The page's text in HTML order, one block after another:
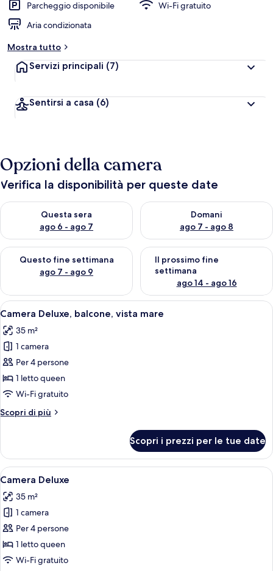
Parcheggio disponibile
Wi-Fi gratuito
Aria condizionata
Mostra tutto
Servizi principali (7)
Sentirsi a casa (6)
Opzioni della camera
Verifica la disponibilità per queste date
Questa sera
ago 6 - ago 7
Verifica la disponibilità per questa sera, ago 6 - ago 7
Domani
ago 7 - ago 8
Verifica la disponibilità per
Questo fine settimana
ago 7 - ago 9
Verifica la disponibilità per questo fine settimana, ago 7 - ago
Il prossimo fine
settimana
ago 14 - ago 16
Verifica la disponibilità per il
Apri
tutte
le
foto
per
Camera
Deluxe,
vista
Una camera da letto con un letto,
8
Camera Deluxe, balcone, vista mare
35 m²
1 camera
Per 4 persone
1 letto queen
Wi-Fi gratuito
Scopri di più
Altri
Deluxe,
balcone,
vista
Scopri i prezzi per le tue date
Apri
tutte
le
foto
per
Camera
Deluxe
Un letto rifatto con cura, con
7
Camera Deluxe
35 m²
1 camera
Per 4 persone
1 letto queen
Wi-Fi gratuito